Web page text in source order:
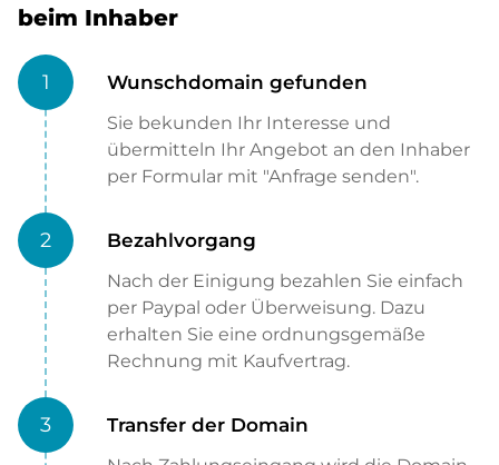
beim Inhaber
1 Wunschdomain gefunden
Sie bekunden Ihr Interesse und
übermitteln Ihr Angebot an den Inhaber
per Formular mit "Anfrage senden".
2 Bezahlvorgang
Nach der Einigung bezahlen Sie einfach
per Paypal oder Überweisung. Dazu
erhalten Sie eine ordnungsgemäße
Rechnung mit Kaufvertrag.
3 Transfer der Domain